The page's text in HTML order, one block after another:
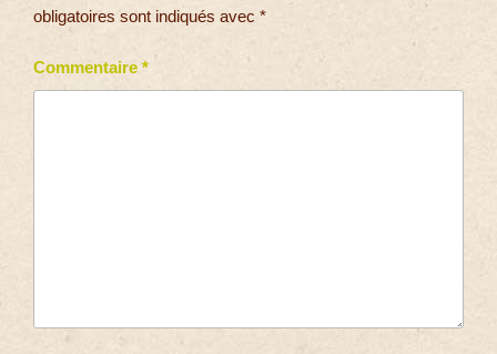
obligatoires sont indiqués avec *
Commentaire *